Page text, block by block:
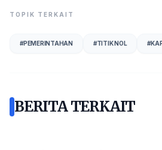
TOPIK TERKAIT
#PEMERINTAHAN #TITIK NOL #
BERITA TERKAIT